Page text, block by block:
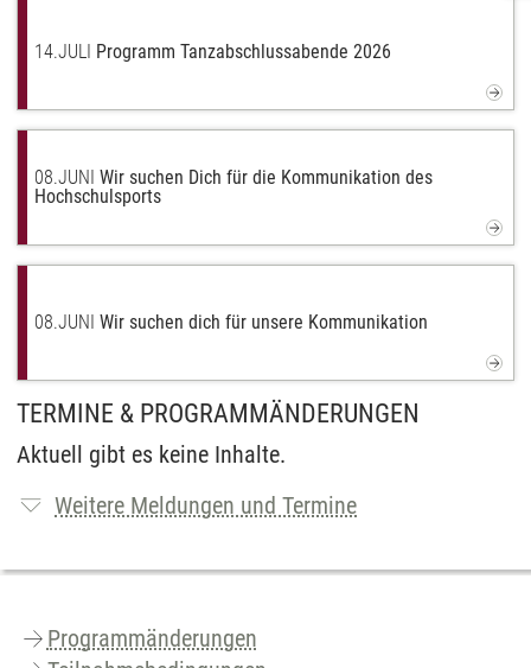
14.JULI Programm Tanzabschlussabende 2026
08.JUNI Wir suchen Dich für die Kommunikation des
Hochschulsports
08.JUNI Wir suchen dich für unsere Kommunikation
TERMINE & PROGRAMMÄNDERUNGEN
Aktuell gibt es keine Inhalte.
Weitere Meldungen und Termine
Programmänderungen